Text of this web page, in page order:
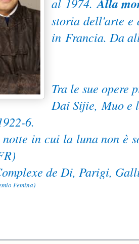
storia dell'arte e
in Francia. Da
Tra le sue opere
Dai Sijie, Muo e
6.
in cui la luna non è
de Di, Parigi,
Femina)